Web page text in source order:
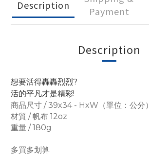
Description
Payment
Description
想要活得轟轟烈烈?
活的平凡才是精彩!
商品尺寸 / 39x34 - HxW（單位：公分）
材質 / 帆布 12oz
重量 / 180g
多買多划算